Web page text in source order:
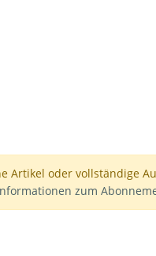
Artikel oder vollständige
zum